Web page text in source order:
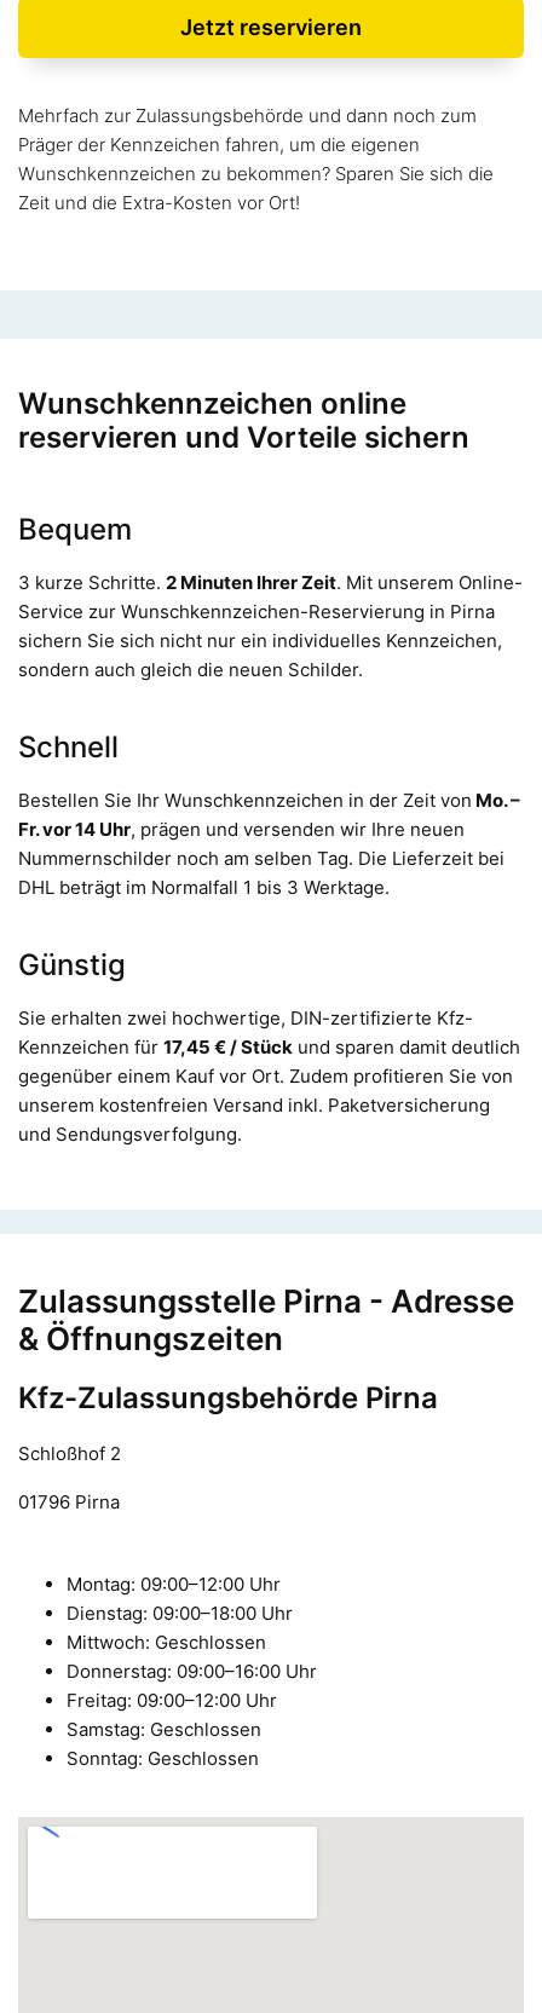
Jetzt reservieren
Mehrfach zur Zulassungsbehörde und dann noch zum
Präger der Kennzeichen fahren, um die eigenen
Wunschkennzeichen zu bekommen? Sparen Sie sich die
Zeit und die Extra-Kosten vor Ort!
Wunschkennzeichen online
reservieren und Vorteile sichern
Bequem
3 kurze Schritte. 2 Minuten Ihrer Zeit. Mit unserem Online-
Service zur Wunschkennzeichen-Reservierung in Pirna
sichern Sie sich nicht nur ein individuelles Kennzeichen,
sondern auch gleich die neuen Schilder.
Schnell
Bestellen Sie Ihr Wunschkennzeichen in der Zeit von Mo. –
Fr. vor 14 Uhr, prägen und versenden wir Ihre neuen
Nummernschilder noch am selben Tag. Die Lieferzeit bei
DHL beträgt im Normalfall 1 bis 3 Werktage.
Günstig
Sie erhalten zwei hochwertige, DIN-zertifizierte Kfz-
Kennzeichen für 17,45 € / Stück und sparen damit deutlich
gegenüber einem Kauf vor Ort. Zudem profitieren Sie von
unserem kostenfreien Versand inkl. Paketversicherung
und Sendungsverfolgung.
Zulassungsstelle Pirna - Adresse
& Öffnungszeiten
Kfz-Zulassungsbehörde Pirna
Schloßhof 2
01796 Pirna
Montag: 09:00–12:00 Uhr
Dienstag: 09:00–18:00 Uhr
Mittwoch: Geschlossen
Donnerstag: 09:00–16:00 Uhr
Freitag: 09:00–12:00 Uhr
Samstag: Geschlossen
Sonntag: Geschlossen